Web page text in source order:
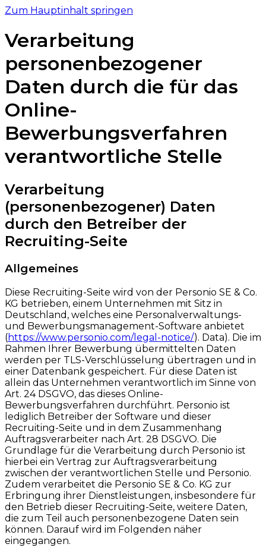
Zum Hauptinhalt springen
Verarbeitung
personenbezogener
Daten durch die für das
Online-
Bewerbungsverfahren
verantwortliche Stelle
Verarbeitung
(personenbezogener) Daten
durch den Betreiber der
Recruiting-Seite
Allgemeines
Diese Recruiting-Seite wird von der Personio SE & Co.
KG betrieben, einem Unternehmen mit Sitz in
Deutschland, welches eine Personalverwaltungs-
und Bewerbungsmanagement-Software anbietet
(https://www.personio.com/legal-notice/). Data). Die im
Rahmen Ihrer Bewerbung übermittelten Daten
werden per TLS-Verschlüsselung übertragen und in
einer Datenbank gespeichert. Für diese Daten ist
allein das Unternehmen verantwortlich im Sinne von
Art. 24 DSGVO, das dieses Online-
Bewerbungsverfahren durchführt. Personio ist
lediglich Betreiber der Software und dieser
Recruiting-Seite und in dem Zusammenhang
Auftragsverarbeiter nach Art. 28 DSGVO. Die
Grundlage für die Verarbeitung durch Personio ist
hierbei ein Vertrag zur Auftragsverarbeitung
zwischen der verantwortlichen Stelle und Personio.
Zudem verarbeitet die Personio SE & Co. KG zur
Erbringung ihrer Dienstleistungen, insbesondere für
den Betrieb dieser Recruiting-Seite, weitere Daten,
die zum Teil auch personenbezogene Daten sein
können. Darauf wird im Folgenden näher
eingegangen.